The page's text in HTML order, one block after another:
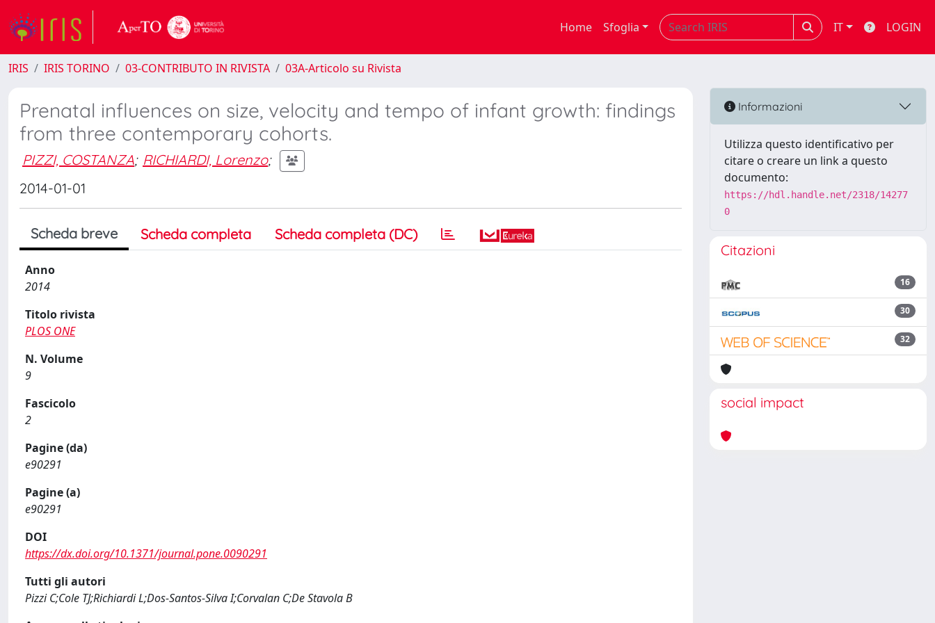
Home Sfoglia IT LOGIN
IRIS IRIS TORINO 03-CONTRIBUTO IN RIVISTA 03A-Articolo su Rivista
Prenatal influences on size, velocity and tempo of infant growth: findings
from three contemporary cohorts.
PIZZI, COSTANZA; RICHIARDI, Lorenzo;
2014-01-01
Scheda breve Scheda completa Scheda completa (DC)
Anno
2014
Titolo rivista
PLOS ONE
N. Volume
9
Fascicolo
2
Pagine (da)
e90291
Pagine (a)
e90291
DOI
https://dx.doi.org/10.1371/journal.pone.0090291
Tutti gli autori
Pizzi C;Cole TJ;Richiardi L;Dos-Santos-Silva I;Corvalan C;De Stavola B
Informazioni
Utilizza questo identificativo per
citare o creare un link a questo
documento:
https://hdl.handle.net/2318/14277
0
Citazioni
16
30
32
social impact